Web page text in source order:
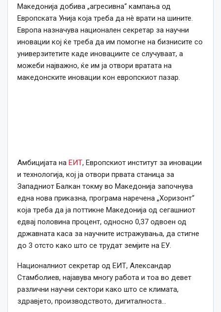
Македонија добива „агресивна“ кампања од
Европската Унија која треба да нè врати на шините.
Европа назначува национален секретар за научни
иновации кој ќе треба да им помогне на бизнисите со
универзитетите каде иновациите се случуваат, а
можеби најважно, ќе им ја отвори вратата на
македонските иновации кон европскиот пазар.
Амбицијата на ЕИТ, Европскиот институт за иновации
и технологија, кој ја отвори првата станица за
Западниот Балкан токму во Македонија започнува
една нова приказна, програма наречена „Хоризонт“
која треба да ја поттикне Македонија од сегашниот
едвај половина процент, односно 0,37 одвоен од
државната каса за научните истражувања, да стигне
до 3 отсто како што се трудат земјите на ЕУ.
Националниот секретар од ЕИТ, Александар
Стамболиев, најавува многу работа и тоа во девет
различни научни сектори како што се климата,
здравјето, производството, дигиталноста…